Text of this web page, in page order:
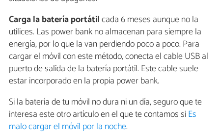
Carga la batería portátilcada 6 meses aunque no la
utilices. Las power bank no almacenan para siempre la
energía, por lo que la van perdiendo poco a poco. Para
cargar el móvil con este método, conecta el cable USB al
puerto de salida de la batería portátil. Este cable suele
estar incorporado en la propia power bank.
Si la batería de tu móvil no dura ni un día, seguro que te
interesa este otro artículo en el que te contamos siEs
malo cargar el móvil por la noche.